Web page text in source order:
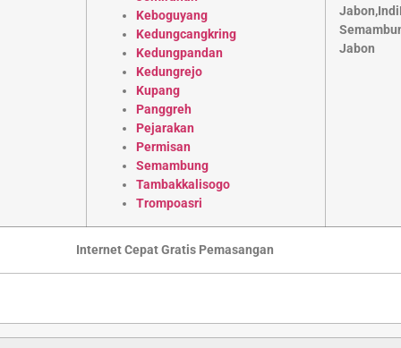
Keboguyang
Kedungcangkring
Kedungpandan
Kedungrejo
Kupang
Panggreh
Pejarakan
Permisan
Semambung
Tambakkalisogo
Trompoasri
Internet Cepat Gratis Pemasangan